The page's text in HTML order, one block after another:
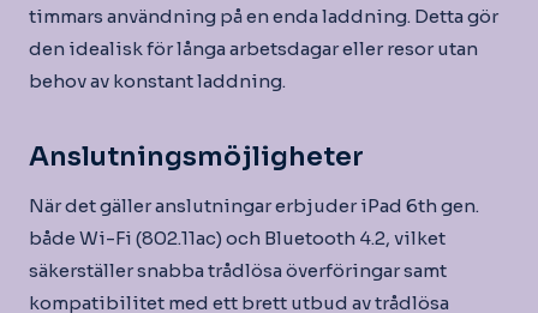
timmars användning på en enda laddning. Detta gör
den idealisk för långa arbetsdagar eller resor utan
behov av konstant laddning.
Anslutningsmöjligheter
När det gäller anslutningar erbjuder iPad 6th gen.
både Wi-Fi (802.11ac) och Bluetooth 4.2, vilket
säkerställer snabba trådlösa överföringar samt
kompatibilitet med ett brett utbud av trådlösa